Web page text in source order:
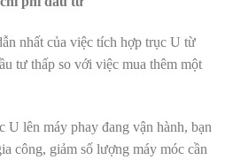
nhất của việc tích hợp trục U từ
tư thấp so với việc mua thêm một
U lên máy phay đang vận hành, bạn
công, giảm số lượng máy móc cần